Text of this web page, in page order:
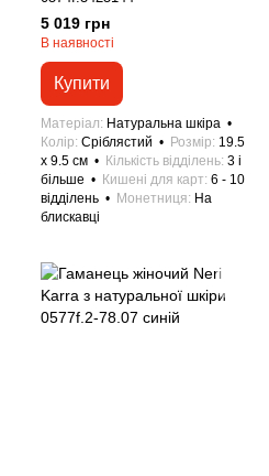
5 019 грн
В наявності
Купити
Матеріал
Натуральна шкіра
Колір Сріблястий Розмір 19.5
x 9.5 см
Кількість відділень 3 і
більше
Кишені для карт 6 - 10
відділень
Монетниця
На
блискавці